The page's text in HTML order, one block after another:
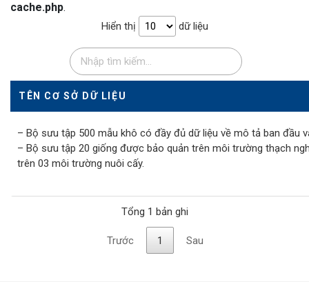
cache.php.
Hiển thị dữ liệu
TÊN CƠ SỞ DỮ LIỆU
– Bộ sưu tập 500 mẫu khô có đầy đủ dữ liệu về mô tả ban đầu
– Bộ sưu tập 20 giống được bảo quản trên môi trường thạch
trên 03 môi trường nuôi cấy.
Tổng 1 bản ghi
Trước 1 Sau